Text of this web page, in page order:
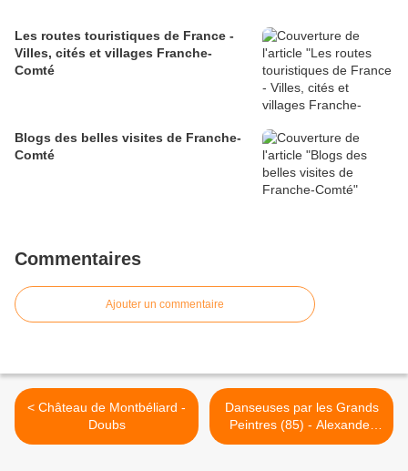
Les routes touristiques de France -
Villes, cités et villages Franche-
Comté
Blogs des belles visites de Franche-
Comté
Commentaires
Ajouter un commentaire
< Château de Montbéliard -
Doubs
Danseuses par les Grands
Peintres (85) - Alexander
Sheversky (1961) >